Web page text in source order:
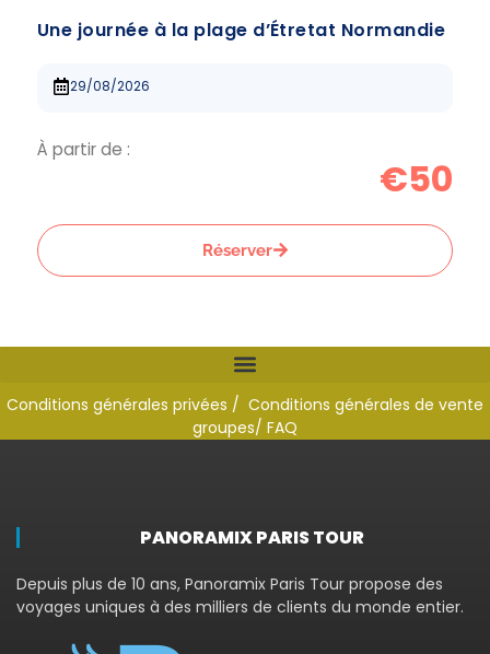
Une journée à la plage d’Étretat Normandie
29/08/2026
À partir de :
€50
Réserver
Conditions générales privées / Conditions générales de vente
groupes/ FAQ
PANORAMIX PARIS TOUR
Depuis plus de 10 ans, Panoramix Paris Tour propose des
voyages uniques à des milliers de clients du monde entier.